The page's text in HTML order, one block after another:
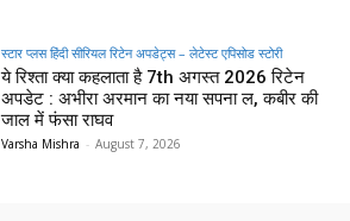
स्टार प्लस हिंदी सीरियल रिटेन अपडेट्स – लेटेस्ट एपिसोड स्टोरी
ये रिश्ता क्या कहलाता है 7th अगस्त 2026 रिटेन
अपडेट : अभीरा अरमान का नया सपना ल, कबीर की
जाल में फंसा राघव
Varsha Mishra - August 7, 2026